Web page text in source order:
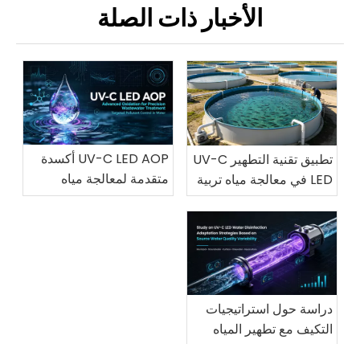
الأخبار ذات الصلة
تطبيق تقنية التطهير UV-C
LED في معالجة مياه تربية
الأحياء المائية
UV-C LED AOP أكسدة
متقدمة لمعالجة مياه
الصرف الصحي بدقة
دراسة حول استراتيجيات
التكيف مع تطهير المياه